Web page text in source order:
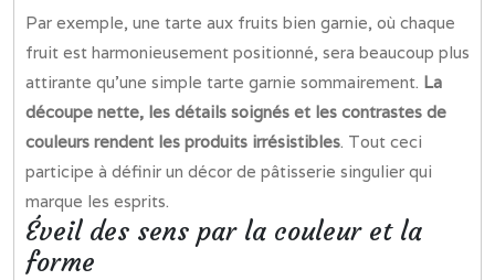
Par exemple, une tarte aux fruits bien garnie, où chaque
fruit est harmonieusement positionné, sera beaucoup plus
attirante qu’une simple tarte garnie sommairement. La
découpe nette, les détails soignés et les contrastes de
couleurs rendent les produits irrésistibles. Tout ceci
participe à définir un décor de pâtisserie singulier qui
marque les esprits.
Éveil des sens par la couleur et la
forme